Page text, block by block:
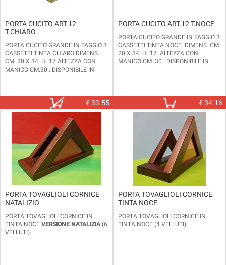
PORTA CUCITO ART.12
T.CHIARO
PORTA CUCITO GRANDE IN FAGGIO 3
CASSETTI TINTA CHIARO DIMENS.
CM. 20 X 34 H. 17 ALTEZZA CON
MANICO CM.30 . DISPONIBILE IN
€33.55
PORTA CUCITO ART.12 T.NOCE
PORTA CUCITO GRANDE IN FAGGIO 3
CASSETTI TINTA NOCE. DIMENS. CM.
20 X 34 H. 17 ALTEZZA CON
MANICO CM. 30 . DISPONIBILE IN
€34.16
PORTA TOVAGLIOLI CORNICE
NATALIZIO
PORTA TOVAGLIOLI CORNICE IN
TINTA NOCE VERSIONE NATALIZIA(6
VELLUTI).
PORTA TOVAGLIOLI CORNICE
TINTA NOCE
PORTA TOVAGLIOLI CORNICE IN
TINTA NOCE (4 VELLUTI).